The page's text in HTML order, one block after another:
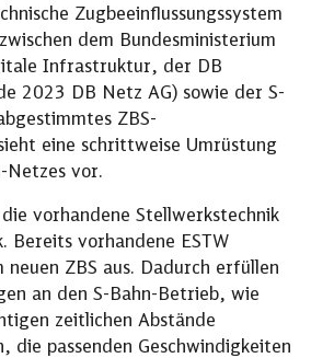
Zugbeeinflussungssystem
dem Bundesministerium
Infrastruktur, der DB
2023 DB Netz AG) sowie der S-
ZBS-
eine schrittweise Umrüstung
Netzes vor.
vorhandene Stellwerkstechnik
Bereits vorhandene ESTW
ZBS aus. Dadurch erfüllen
an den S-Bahn-Betrieb, wie
zeitlichen Abstände
die passenden Geschwindigkeiten